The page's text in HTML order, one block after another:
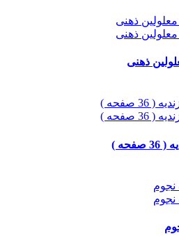
ذهنی
)